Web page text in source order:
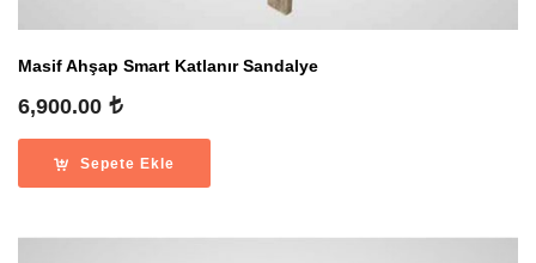
Masif Ahşap Smart Katlanır Sandalye
6,900.00
Sepete Ekle